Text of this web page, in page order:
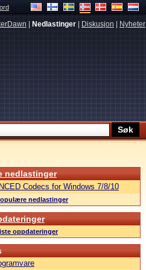
Nedlastinger Diskusjon Nyheter
nedlastinger
Codecs for Windows 7/8/10
nedlastinger
oppdateringer